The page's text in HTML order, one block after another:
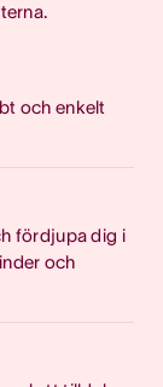
och enkelt
fördjupa dig i
och